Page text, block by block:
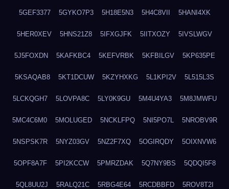
5GEF3377 5GYKO7P3 5H18E5N3 5H4C8VII 5HANI4XK
5HER0XEV 5HNS21Z8 5IFXGJFK 5IITXOZY 5IVSLWGV
5J5FOXDN 5KAFKBC4 5KEFVRBK 5KFBILGV 5KP635PE
5KSAQAB8 5KT1DCUW 5KZYHXKG 5L1KPI2V 5L515L3S
5LCKQGH7 5LOVPA8C 5LY0K9GU 5M4U4YA3 5M8JMWFU
5MC4C6M0 5MOLUGED 5NCKLFPQ 5NI5PO7L 5NROBV9R
5NSPSK7R 5NYZ03GV 5NZ2F7XQ 5OGIRQDY 5OIXNVW6
5OPF8A7F 5PI2KCCW 5PMRZDAK 5Q7NY9BS 5QDQI5F8
5QL8UU2J 5RALQ21C 5RBG4E64 5RCDBBFD 5ROV8T2I